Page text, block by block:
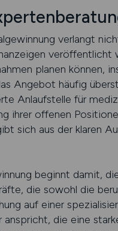
verlangt
veröffentlicht
planen können,
Angebot häufig
Anlaufstelle für
ihrer offenen
sich aus der klaren
beginnt damit,
die sowohl die
auf einer
anspricht, die eine